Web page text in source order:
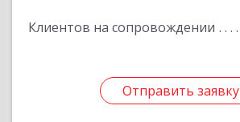
Клиентов на сопровождении
Отправить заявку
Отправить заявку